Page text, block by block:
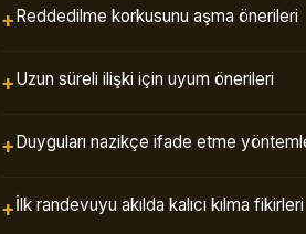
Reddedilme korkusunu aşma önerileri
Uzun süreli ilişki için uyum önerileri
Duyguları nazikçe ifade etme
İlk randevuyu akılda kalıcı kılma fikirleri